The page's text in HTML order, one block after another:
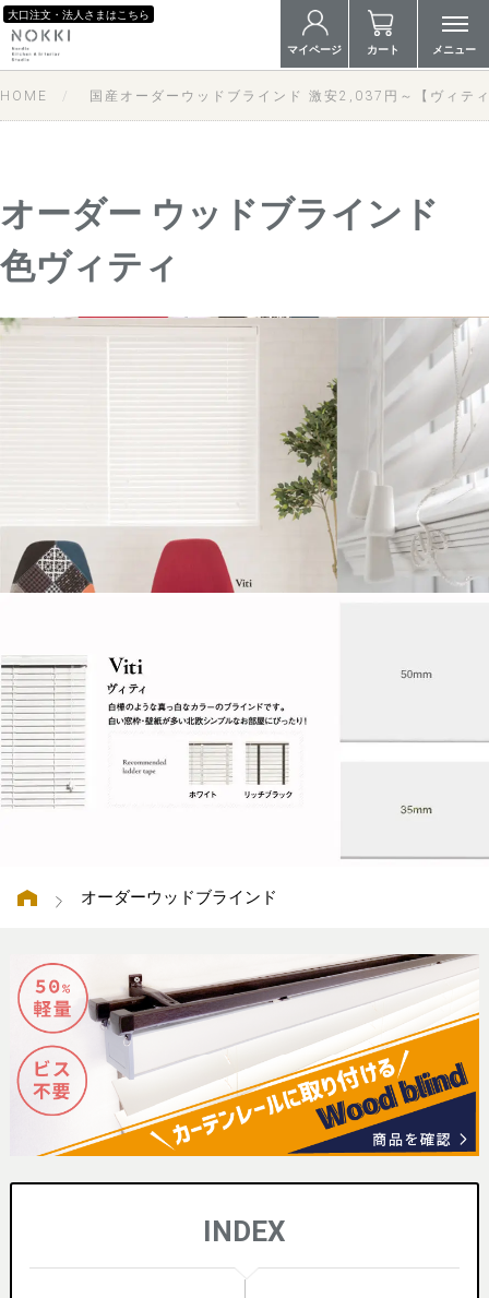
大口注文・法人さまはこちら
マイページ カート メニュー
HOME 国産オーダーウッドブラインド 激安2,037円～【ヴィテ
オーダー ウッドブラインド
色ヴィティ
オーダーウッドブラインド
INDEX